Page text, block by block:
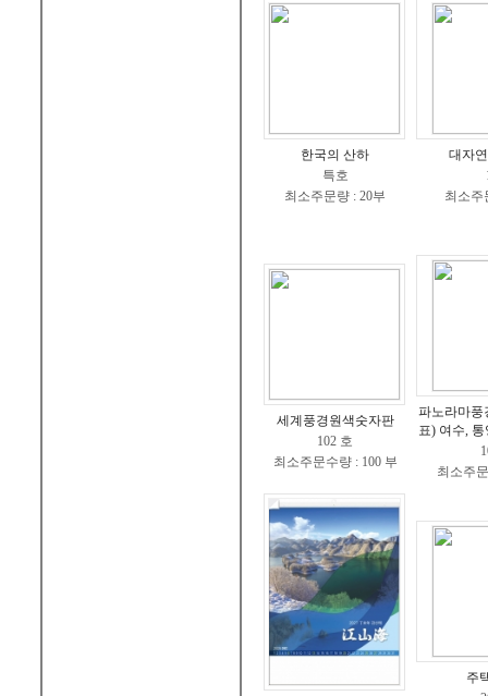
한국의 산하
특호
최소주문량 : 20부
대자
최소주
세계풍경원색숫자판
102 호
최소주문수량 : 100 부
파노라마풍
표) 여수,
최소주
주